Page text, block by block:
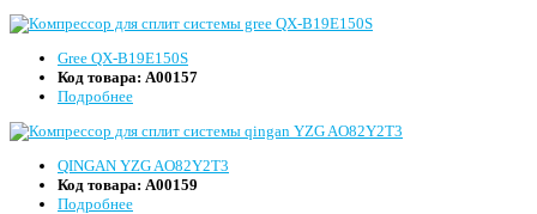
Gree QX-B19E150S
Код товара: А00157
Подробнее
QINGAN YZG AO82Y2T3
Код товара: А00159
Подробнее